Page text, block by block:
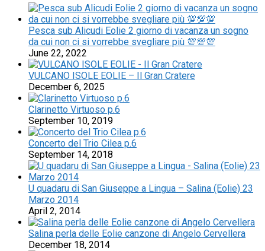
Pesca sub Alicudi Eolie 2 giorno di vacanza un sogno
da cui non ci si vorrebbe svegliare più 💯💯💯
June 22, 2022
VULCANO ISOLE EOLIE – Il Gran Cratere
December 6, 2025
Clarinetto Virtuoso p.6
September 10, 2019
Concerto del Trio Cilea p.6
September 14, 2018
U quadaru di San Giuseppe a Lingua – Salina (Eolie) 23
Marzo 2014
April 2, 2014
Salina perla delle Eolie canzone di Angelo Cervellera
December 18, 2014